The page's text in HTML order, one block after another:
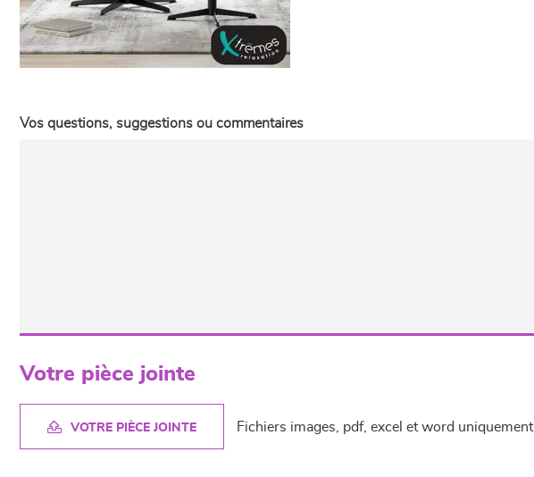
Vos questions, suggestions ou commentaires
Votre pièce jointe
VOTRE PIÈCE JOINTE Fichiers images, pdf, excel et word uniquement